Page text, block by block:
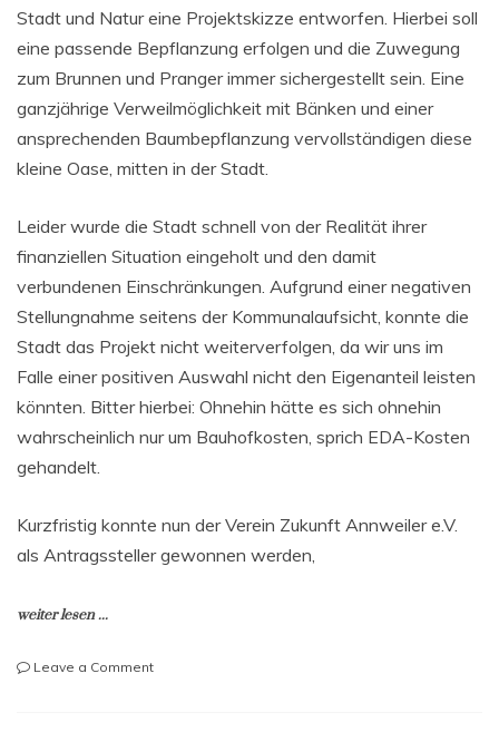
Stadt und Natur eine Projektskizze entworfen. Hierbei soll
eine passende Bepflanzung erfolgen und die Zuwegung
zum Brunnen und Pranger immer sichergestellt sein. Eine
ganzjährige Verweilmöglichkeit mit Bänken und einer
ansprechenden Baumbepflanzung vervollständigen diese
kleine Oase, mitten in der Stadt.
Leider wurde die Stadt schnell von der Realität ihrer
finanziellen Situation eingeholt und den damit
verbundenen Einschränkungen. Aufgrund einer negativen
Stellungnahme seitens der Kommunalaufsicht, konnte die
Stadt das Projekt nicht weiterverfolgen, da wir uns im
Falle einer positiven Auswahl nicht den Eigenanteil leisten
könnten. Bitter hierbei: Ohnehin hätte es sich ohnehin
wahrscheinlich nur um Bauhofkosten, sprich EDA-Kosten
gehandelt.
Kurzfristig konnte nun der Verein Zukunft Annweiler e.V.
als Antragssteller gewonnen werden,
weiter lesen ...
Leave a Commenton